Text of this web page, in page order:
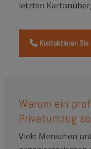
letzten
Kontaktieren Sie
Warum ein
Privatumzug
Viele Menschen